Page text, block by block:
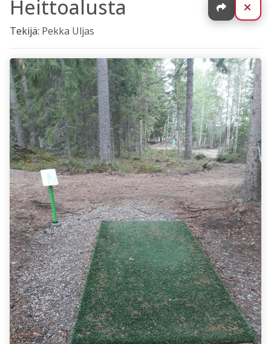
Heittoalusta Jaa
Tekijä: Pekka Uljas